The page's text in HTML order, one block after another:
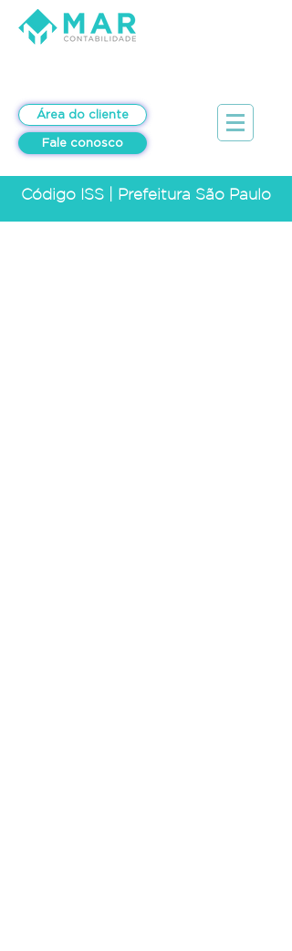
Área do cliente
Fale conosco
Código ISS | Prefeitura São Paulo